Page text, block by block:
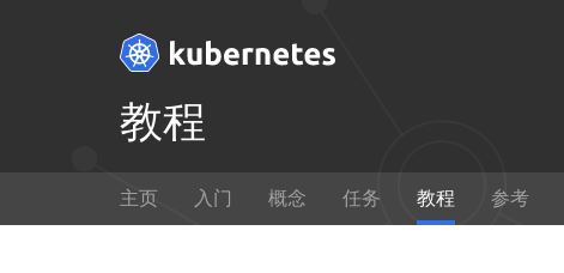
Get Started
教程
主页 入门 概念 任务 教程 参考